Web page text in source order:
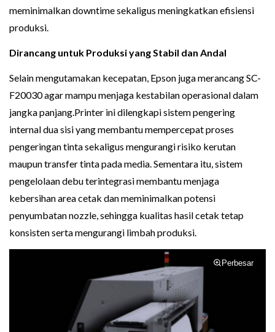
meminimalkan downtime sekaligus meningkatkan efisiensi
produksi.
Dirancang untuk Produksi yang Stabil dan Andal
Selain mengutamakan kecepatan, Epson juga merancang SC-
F20030 agar mampu menjaga kestabilan operasional dalam
jangka panjang.Printer ini dilengkapi sistem pengering
internal dua sisi yang membantu mempercepat proses
pengeringan tinta sekaligus mengurangi risiko kerutan
maupun transfer tinta pada media. Sementara itu, sistem
pengelolaan debu terintegrasi membantu menjaga
kebersihan area cetak dan meminimalkan potensi
penyumbatan nozzle, sehingga kualitas hasil cetak tetap
konsisten serta mengurangi limbah produksi.
Perbesar